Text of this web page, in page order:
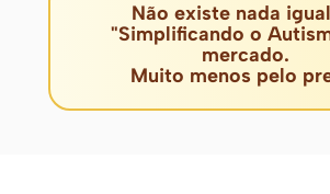
Não existe nada
"Simplificando o
mercado.
Muito menos pelo